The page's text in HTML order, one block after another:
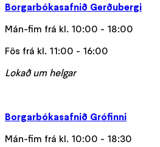
Borgarbókasafnið Gerðubergi
Mán-fim frá kl. 10:00 - 18:00
Fös frá kl. 11:00 - 16:00
Lokað um helgar
Borgarbókasafnið Grófinni
Mán-fim frá kl. 10:00 - 18:30